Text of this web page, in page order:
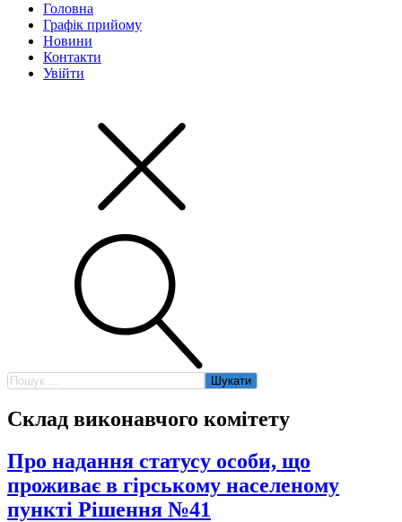
Головна
Графік прийому
Новини
Контакти
Увійти
Пошук:
Склад виконавчого комітету
Про надання статусу особи, що
проживає в гірському населеному
пункті Рішення №41